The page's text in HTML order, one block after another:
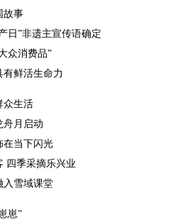
故事
日”非遗主宣传语确定
众消费品”
鲜活生命力
众生活
舟月启动
在当下闪光
四季采摘乐兴业
入雪域课堂
崽”